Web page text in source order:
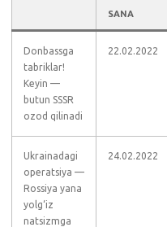
SANA
Donbassga
tabriklar!
Keyin —
butun SSSR
ozod qilinadi
22.02.2022
Ukrainadagi
operatsiya —
Rossiya yana
yolg‘iz
natsizmga
24.02.2022